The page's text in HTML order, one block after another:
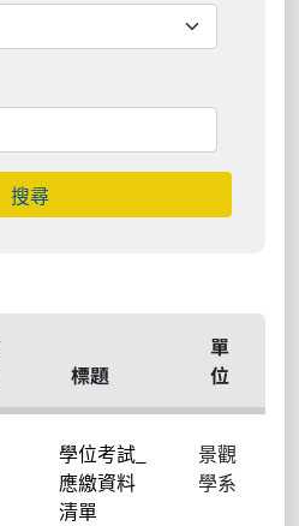
標題
單
位
學位考試_
應繳資料
清單
景觀
學系